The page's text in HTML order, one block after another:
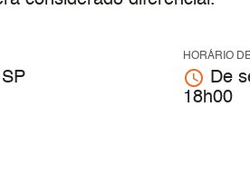
HORÁRIO
access_time De
18h00